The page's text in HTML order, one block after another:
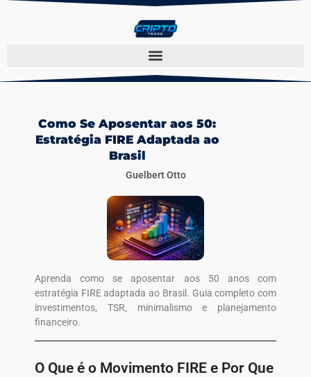
Como Se Aposentar aos 50:
Estratégia FIRE Adaptada ao
Brasil
Guelbert Otto
Aprenda como se aposentar aos 50 anos com
estratégia FIRE adaptada ao Brasil. Guia completo com
investimentos, TSR, minimalismo e planejamento
financeiro.
O Que é o Movimento FIRE e Por Que